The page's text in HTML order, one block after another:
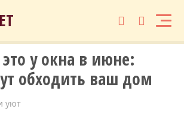
у окна в июне:
обходить ваш дом
уют